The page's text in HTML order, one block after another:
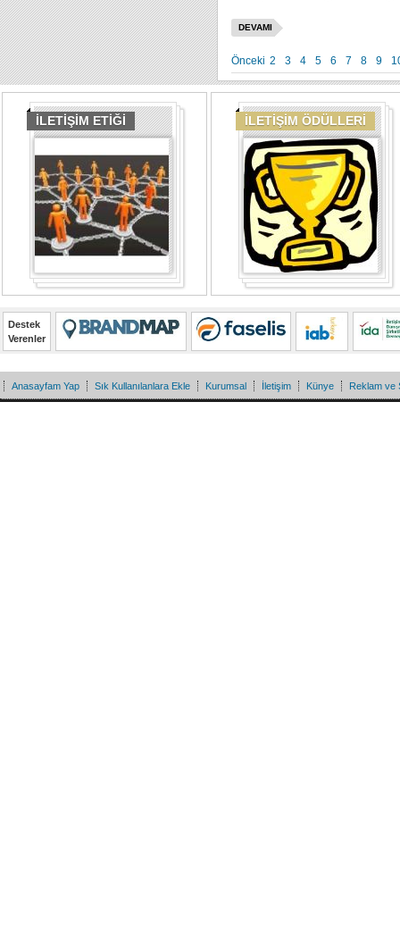
DEVAMI
Önceki 2 3 4 5 6 7 8 9
İLETİŞİM ETİĞİ İLETİŞİM ÖDÜLLERİ
Destek
Verenler
Anasayfam Yap Sık Kullanılanlara Ekle Kurumsal İletişim Künye Reklam ve